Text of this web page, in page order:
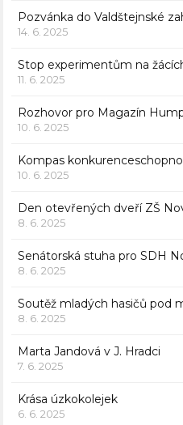
Pozvánka do Valdštejnské
14. 6. 2025
Stop experimentům na
11. 6. 2025
Rozhovor pro Magazín
10. 6. 2025
Kompas
10. 6. 2025
Den otevřených dveří ZŠ
8. 6. 2025
Senátorská stuha pro SDH
8. 6. 2025
Soutěž mladých hasičů pod
8. 6. 2025
Marta Jandová v J. Hradci
7. 6. 2025
Krása úzkokolejek
6. 6. 2025